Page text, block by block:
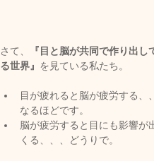
さて、
『目と脳が共同で作り出し
る世界』 を見ている私たち。
目が疲れると脳が疲労する、
なるほどです。
脳が疲労すると目にも影響が
くる、、、どうりで。